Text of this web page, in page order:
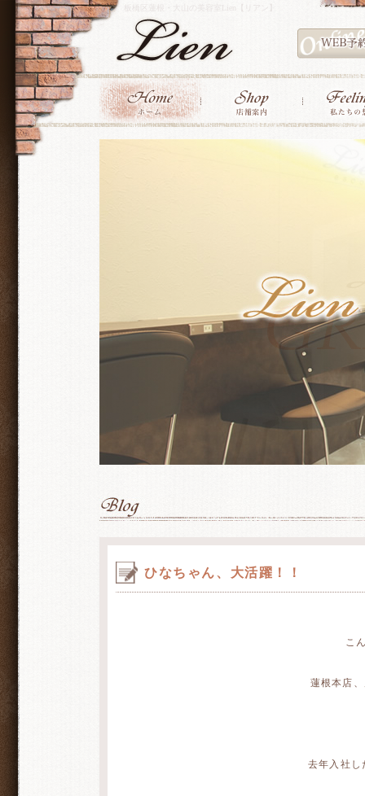
板橋区蓮根・大山の美容室Lien【リアン】
ひなちゃん、大活躍！！
こ
蓮根本店
去年入社し